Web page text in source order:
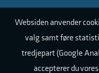
Websiden anvender
valg samt føre
tredjepart (Google
accepterer du